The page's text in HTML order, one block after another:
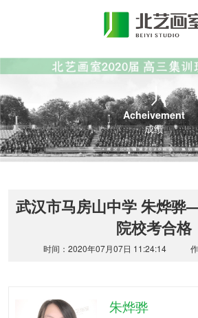
Acheivement
成绩
武汉市马房山中学 朱烨
院校考合格
时间：2020年07月07日 11:24:14
朱烨骅